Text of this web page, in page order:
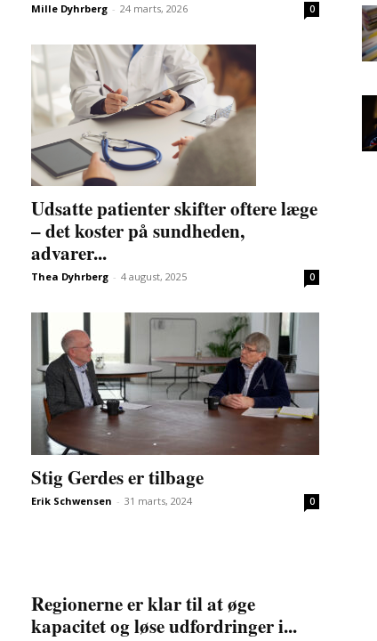
Mille Dyhrberg - 24 marts, 2026 0
Udsatte patienter skifter oftere læge
– det koster på sundheden,
advarer...
Thea Dyhrberg - 4 august, 2025 0
Stig Gerdes er tilbage
Erik Schwensen - 31 marts, 2024 0
Regionerne er klar til at øge
kapacitet og løse udfordringer i...